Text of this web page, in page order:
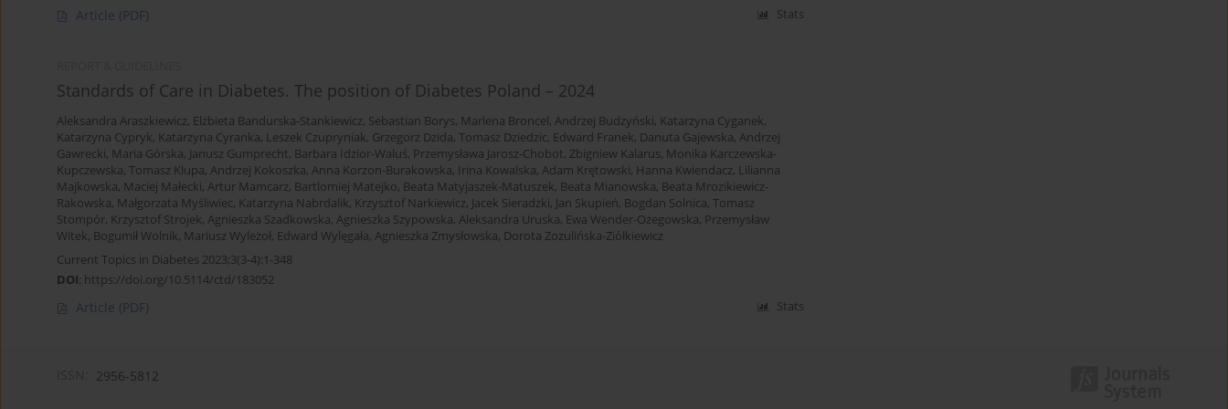
Article (PDF) Stats
Standards of Care in Diabetes. The position of Diabetes Poland – 2024
Aleksandra Araszkiewicz, Elżbieta Bandurska-Stankiewicz, Sebastian Borys, Marlena Broncel, Andrzej Budzyński, Katarzyna Cyganek,
Katarzyna Cypryk, Katarzyna Cyranka, Leszek Czupryniak, Grzegorz Dzida, Tomasz Dziedzic, Edward Franek, Danuta Gajewska, Andrzej
Gawrecki, Maria Górska, Janusz Gumprecht, Barbara Idzior-Waluś, Przemysława Jarosz-Chobot, Zbigniew Kalarus, Monika Karczewska-
Kupczewska, Tomasz Klupa, Andrzej Kokoszka, Anna Korzon-Burakowska, Irina Kowalska, Adam Krętowski, Hanna Kwiendacz, Lilianna
Majkowska, Maciej Małecki, Artur Mamcarz, Bartlomiej Matejko, Beata Matyjaszek-Matuszek, Beata Mianowska, Beata Mrozikiewicz-
Rakowska, Małgorzata Myśliwiec, Katarzyna Nabrdalik, Krzysztof Narkiewicz, Jacek Sieradzki, Jan Skupień, Bogdan Solnica, Tomasz
Stompór, Krzysztof Strojek, Agnieszka Szadkowska, Agnieszka Szypowska, Aleksandra Uruska, Ewa Wender-Ożegowska, Przemysław
Witek, Bogumił Wolnik, Mariusz Wyleżoł, Edward Wylęgała, Agnieszka Zmysłowska, Dorota Zozulińska-Ziółkiewicz
Current Topics in Diabetes 2023;3(3-4):1-348
DOI: https://doi.org/10.5114/ctd/183052
Article (PDF) Stats
2956-5812